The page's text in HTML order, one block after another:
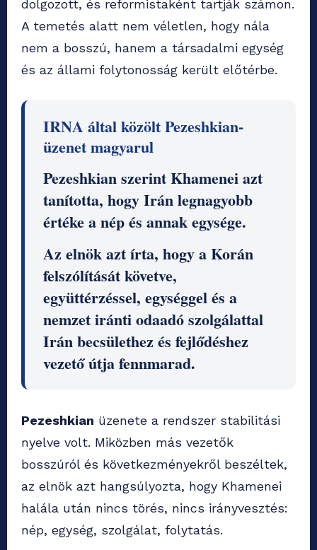
dolgozott, és reformistaként tartják számon.
A temetés alatt nem véletlen, hogy nála
nem a bosszú, hanem a társadalmi egység
és az állami folytonosság került előtérbe.
IRNA által közölt Pezeshkian-
üzenet magyarul
Pezeshkian szerint Khamenei azt
tanította, hogy Irán legnagyobb
értéke a nép és annak egysége.
Az elnök azt írta, hogy a Korán
felszólítását követve,
együttérzéssel, egységgel és a
nemzet iránti odaadó szolgálattal
Irán becsülethez és fejlődéshez
vezető útja fennmarad.
Pezeshkian üzenete a rendszer stabilitási
nyelve volt. Miközben más vezetők
bosszúról és következményekről beszéltek,
az elnök azt hangsúlyozta, hogy Khamenei
halála után nincs törés, nincs irányvesztés:
nép, egység, szolgálat, folytatás.